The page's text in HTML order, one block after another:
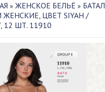
» ЖЕНСКОЕ БЕЛЬЁ » БАТАЛ
ЦВЕТ SIYAH /
ШТ. 11910